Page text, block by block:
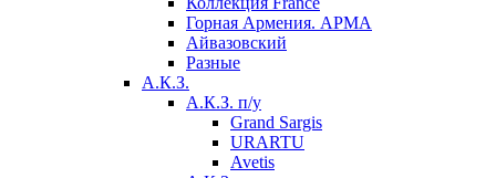
Горная Армения. АРМА
Айвазовский
Разные
А.К.З.
А.К.З. п/у
Grand Sargis
URARTU
Avetis